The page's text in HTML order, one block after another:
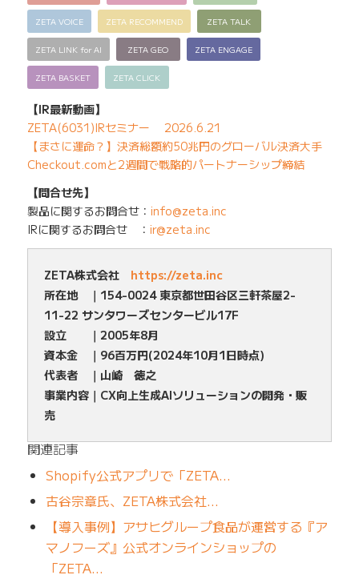
ZETA VOICE ZETA RECOMMEND ZETA TALK
ZETA LINK for AI ZETA GEO ZETA ENGAGE
ZETA BASKET ZETA CLICK
【IR最新動画】
ZETA(6031)IRセミナー 2026.6.21
【まさに運命？】決済総額約50兆円のグローバル決済大手
Checkout.comと2週間で戦略的パートナーシップ締結
【問合せ先】
製品に関するお問合せ： info@zeta.inc
IRに関するお問合せ ： ir@zeta.inc
ZETA株式会社 https://zeta.inc
所在地 ｜154-0024 東京都世田谷区三軒茶屋2-
11-22 サンタワーズセンタービル17F
設立 ｜2005年8月
資本金 ｜96百万円(2024年10月1日時点)
代表者 ｜山崎 徳之
事業内容｜CX向上生成AIソリューションの開発・販
売
関連記事
Shopify公式アプリで「ZETA…
古谷宗章氏、ZETA株式会社…
【導入事例】アサヒグループ食品が運営する『ア
マノフーズ』公式オンラインショップの
「ZETA…